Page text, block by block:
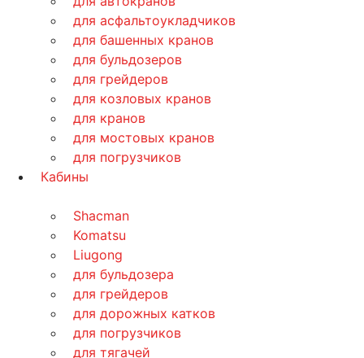
для асфальтоукладчиков
для башенных кранов
для бульдозеров
для грейдеров
для козловых кранов
для кранов
для мостовых кранов
для погрузчиков
Кабины
Shacman
Komatsu
Liugong
для бульдозера
для грейдеров
для дорожных катков
для погрузчиков
для тягачей